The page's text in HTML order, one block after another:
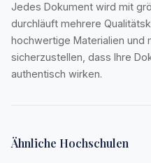
Jedes Dokument wird mit
durchläuft mehrere
hochwertige Materialien und
sicherzustellen, dass Ihre
authentisch wirken.
Ähnliche Hochschulen